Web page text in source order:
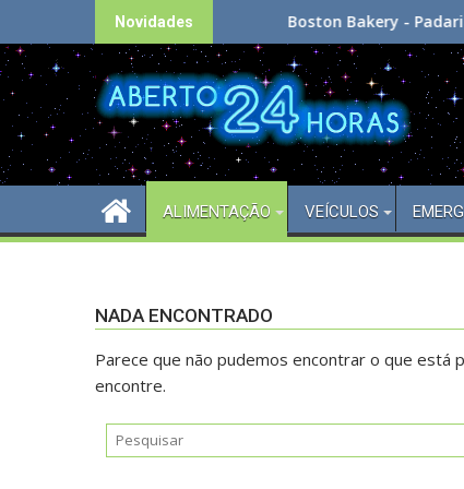
to
content
Novidades
Boston Bakery - Padaria 24h
ALIMENTAÇÃO VEÍCULOS
NADA ENCONTRADO
Parece que não pudemos encontrar o que está
encontre.